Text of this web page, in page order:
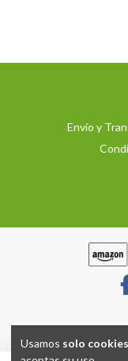
Envío y
Usamos solo